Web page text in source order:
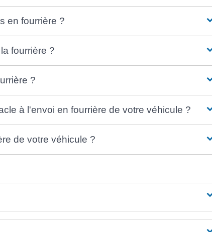
en fourrière ?
fourrière ?
?
à l'envoi en fourrière de votre véhicule ?
de votre véhicule ?